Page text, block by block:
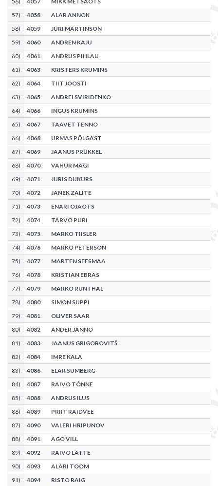
57) 4058
ALAR ANNOK
58) 4059
JÜRI MARTINSON
59) 4060
ANDREN KAJU
60) 4061
ANDRUS PIHLAU
61) 4063
KRISTERS KRUMINS
62) 4064
TIIT JOOSTI
63) 4065
ANDREI SVIRIDENKO
64) 4066
INGUS KRUMINS
65) 4067
TAAVET TENNO
66) 4068
URMAS PÕLGAST
67) 4069
JAANUS PRÜKKEL
68) 4070
VAHUR MÄGI
69) 4071
JURIS DUKURS
70) 4072
JANEK ZALITE
71) 4073
ENARI OJAOTS
72) 4074
TARVO PURI
73) 4075
MARKO TIISLER
74) 4076
MARKO PETERSON
75) 4077
MARTEN SEESMAA
76) 4078
KRISTIAN EBRAS
77) 4079
MARKO RUNTHAL
78) 4080
SIMON SUPPI
79) 4081
OLIVER SAAR
80) 4082
ANDER JANNO
81) 4083
JAANUS GRIGOROVITŠ
82) 4084
IMRE KALA
83) 4086
ELAR SUMBERG
84) 4087
RAIVO TÕNNE
85) 4088
ANDRUS ILUS
86) 4089
PRIIT RAIDVEE
87) 4090
VALERI HRIPUNOV
88) 4091
AGO VILL
89) 4092
RAIVO LÄTTE
90) 4093
ALARI TOOM
91) 4094 RISTO RAIG